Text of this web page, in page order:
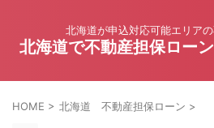
北海道が申込対応可能エリア
北海道で不動産担保ロー
HOME > 北海道 不動産担保ローン >